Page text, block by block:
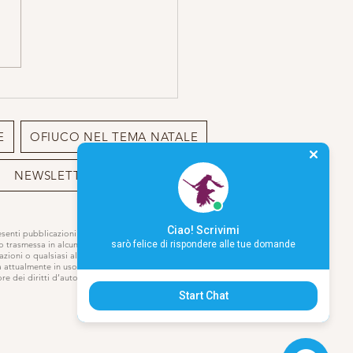
OFIUCO NEL TEMA NATALE
NEWSLETTER BIO
pubblicazioni o sito può essere
in alcun modo,
o qualsiasi altro modo di
in uso o che verrà
dei diritti d’autore.
Ciao! Scrivimi
sarò felice di rispondere alle tue domande
Start Chat